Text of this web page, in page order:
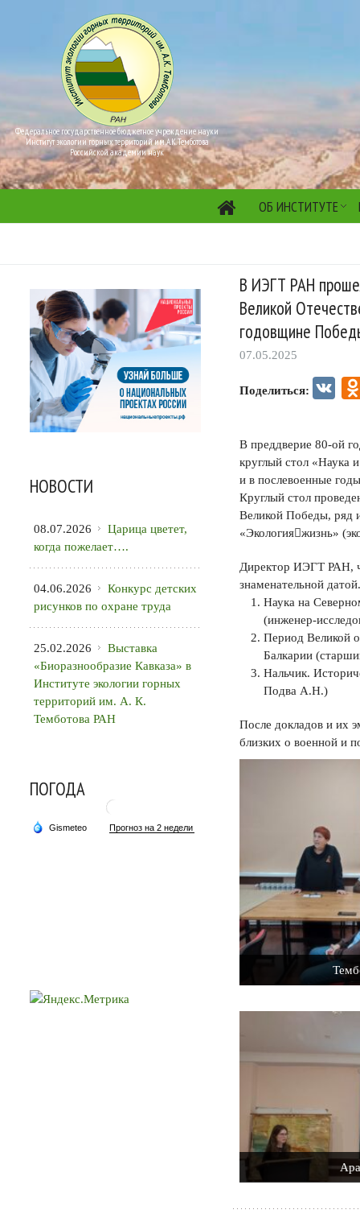
Федеральное государственное бюджетное учреждение науки
Институт экологии горных территорий им. А.К. Темботова
Российской академии наук
ОБ ИНСТИТУТЕ
В ИЭГТ РАН
Великой
годовщине
07.05.2025
Поделиться: VK
В преддверие 80-ой
круглый стол «Наука
и в послевоенные
Круглый стол
Великой Победы, ряд
«Экологияжизнь»
Директор ИЭГТ РАН,
знаменательной
Наука на
(инженер-
Период Великой
Балкарии
Нальчик.
Подва А.Н.)
После докладов и их
близких о военной и
НОВОСТИ
08.07.2026
Царица цветет,
когда пожелает….
04.06.2026
Конкурс детских
рисунков по охране труда
25.02.2026
Выставка
«Биоразнообразие Кавказа» в
Институте экологии горных
территорий им. А. К.
Темботова РАН
ПОГОДА